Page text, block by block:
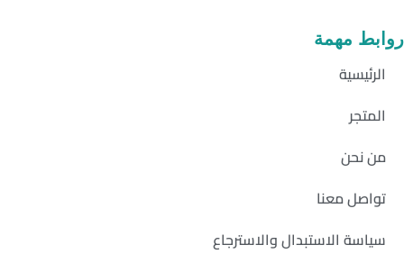
روابط مهمة
الرئيسية
المتجر
من نحن
تواصل معنا
سياسة الاستبدال والاسترجاع